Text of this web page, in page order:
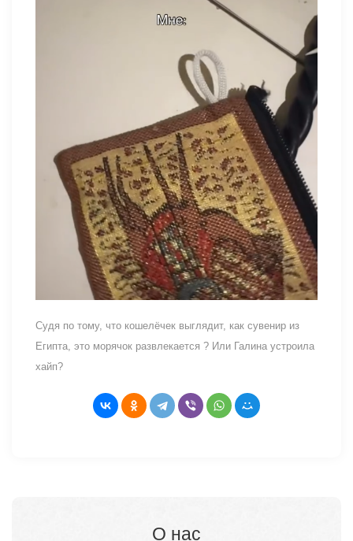
Судя по тому, что кошелёчек выглядит, как сувенир из
Египта, это морячок развлекается ? Или Галина устроила
хайп?
О нас